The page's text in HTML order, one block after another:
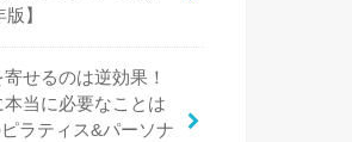
】
せるのは逆効果！
当に必要なことは
ラティス&パーソナ